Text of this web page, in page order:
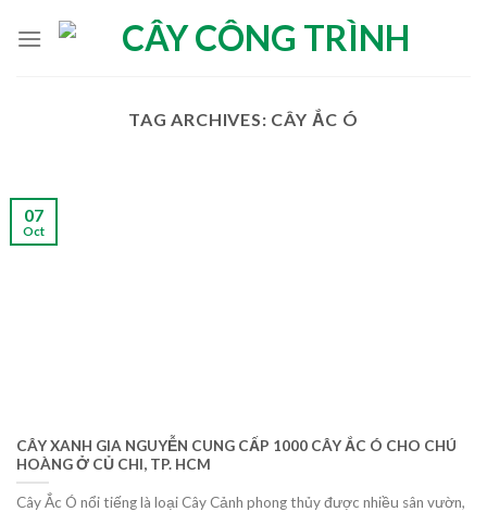
TAG ARCHIVES: CÂY ẮC Ó
CÂY XANH GIA NGUYỄN CUNG CẤP 1000 CÂY ẮC Ó CHO CHÚ
HOÀNG Ở CỦ CHI, TP. HCM
Cây Ắc Ó nổi tiếng là loại Cây Cảnh phong thủy được nhiều sân vườn,
07
Oct